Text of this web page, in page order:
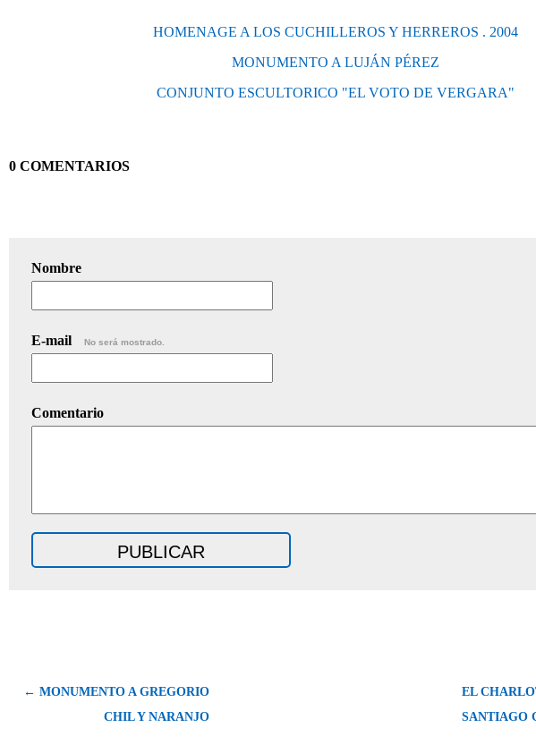
HOMENAGE A LOS CUCHILLEROS Y HERREROS . 2004
MONUMENTO A LUJÁN PÉREZ
CONJUNTO ESCULTORICO "EL VOTO DE VERGARA"
0 COMENTARIOS
Nombre
E-mail No será mostrado.
Comentario
← MONUMENTO A GREGORIO
CHIL Y NARANJO
EL
SANTIAGO